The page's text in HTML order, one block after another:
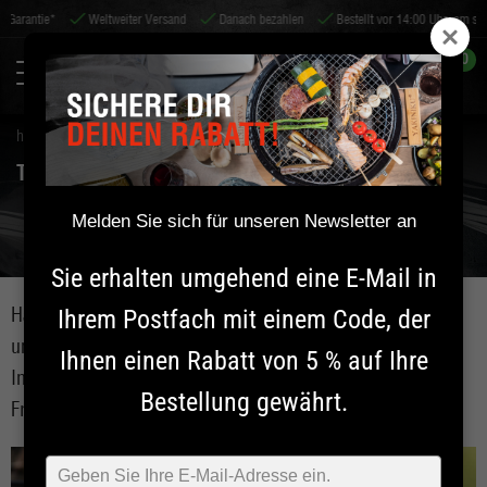
Weltweiter Versand Danach bezahlen Bestellt vor 14:00 Uhr, am selben Tag
0
home tipps & service
TIPPS & SERVICE
Haben Sie Fragen zur Wartung, Verwendung, Reinigung
und / oder Montage Ihres Kamado und / oder Shichirin?
In den folgenden Themen finden Sie die Antwort auf Ihre
Frage.
Melden Sie sich für unseren Newsletter an
Sie erhalten umgehend eine E-Mail in
Ihrem Postfach mit einem Code, der
Ihnen einen Rabatt von 5 % auf Ihre
Bestellung gewährt.
Typ